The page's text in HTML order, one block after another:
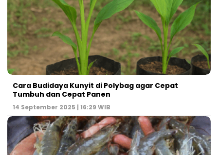
Cara Budidaya Kunyit di Polybag agar Cepat
Tumbuh dan Cepat Panen
14 September 2025 | 16:29 WIB